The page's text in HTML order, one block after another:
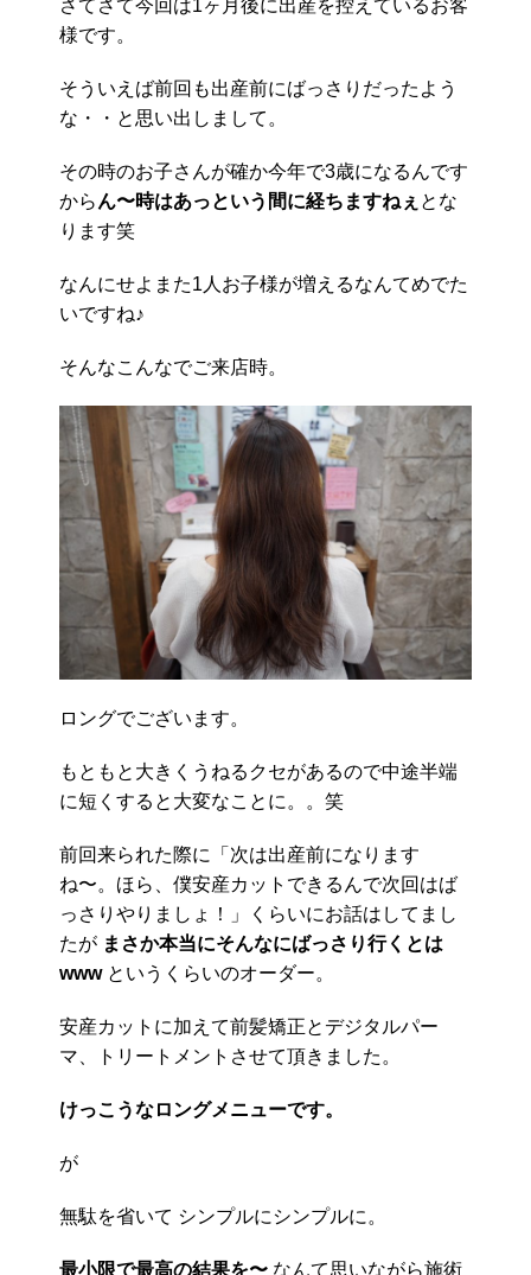
さてさて今回は1ヶ月後に出産を控えているお客
様です。
そういえば前回も出産前にばっさりだったよう
な・・と思い出しまして。
その時のお子さんが確か今年で3歳になるんです
から ん〜時はあっという間に経ちますねぇ とな
ります笑
なんにせよまた1人お子様が増えるなんてめでた
いですね♪
そんなこんなでご来店時。
ロングでございます。
もともと大きくうねるクセがあるので中途半端
に短くすると大変なことに。。笑
前回来られた際に「次は出産前になります
ね〜。ほら、僕安産カットできるんで次回はば
っさりやりましょ！」くらいにお話はしてまし
たが まさか本当にそんなにばっさり行くとは
www というくらいのオーダー。
安産カットに加えて前髪矯正とデジタルパー
マ、トリートメントさせて頂きました。
けっこうなロングメニューです。
が
無駄を省いて シンプルにシンプルに。
最小限で最高の結果を〜 なんて思いながら施術